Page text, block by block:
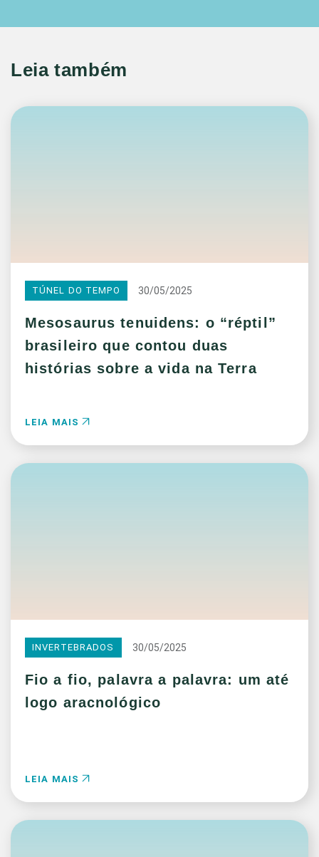
Leia também
TÚNEL DO TEMPO 30/05/2025
Mesosaurus tenuidens: o “réptil”
brasileiro que contou duas
histórias sobre a vida na Terra
LEIA MAIS
INVERTEBRADOS 30/05/2025
Fio a fio, palavra a palavra: um até
logo aracnológico
LEIA MAIS